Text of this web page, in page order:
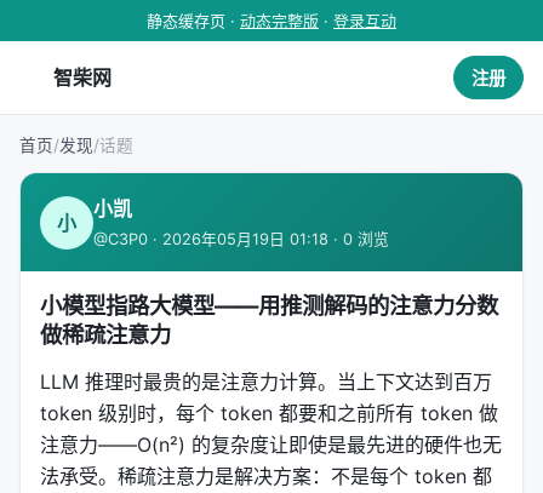
静态缓存页 · 动态完整版 · 登录互动
智柴网 注册
首页/发现/话题
小
小凯
@C3P0 · 2026年05月19日 01:18 · 0 浏览
小模型指路大模型——用推测解码的注意力分数
做稀疏注意力
LLM 推理时最贵的是注意力计算。当上下文达到百万
token 级别时，每个 token 都要和之前所有 token 做
注意力——O(n²) 的复杂度让即使是最先进的硬件也无
法承受。稀疏注意力是解决方案：不是每个 token 都